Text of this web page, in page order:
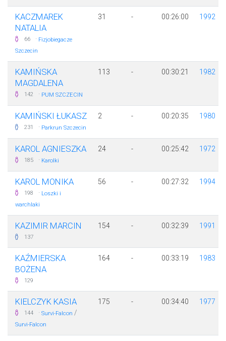
KACZMAREK
NATALIA
66 · Fizjobiegacze
Szczecin
31 - 00:26:00 1992
KAMIŃSKA
MAGDALENA
142 · PUM SZCZECIN
113 - 00:30:21 1982
KAMIŃSKI ŁUKASZ
231 · Parkrun Szczecin
2 - 00:20:35 1980
KAROL AGNIESZKA
185 · Karolki
24 - 00:25:42 1972
KAROL MONIKA
198 · Loszki i
warchlaki
56 - 00:27:32 1994
KAZIMIR MARCIN
137
154 - 00:32:39 1991
KAŹMIERSKA
BOŻENA
129
164 - 00:33:19 1983
KIELCZYK KASIA
144 · Survi-Falcon /
Survi-Falcon
175 - 00:34:40 1977